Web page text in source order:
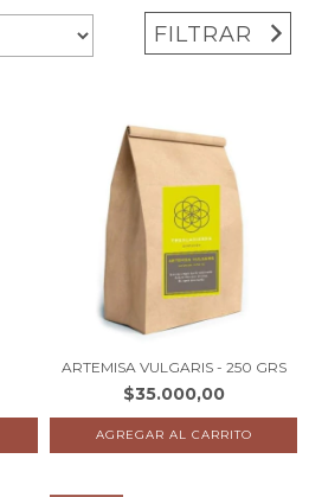
FILTRAR
ARTEMISA VULGARIS - 250 GRS
$35.000,00